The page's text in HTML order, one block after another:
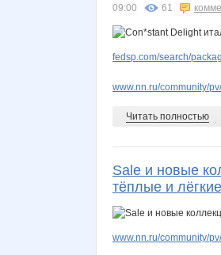
09:00 61
fedsp.com/search/
www.nn.ru/community/
Читать полностью
Sale и новые
тёплые и
www.nn.ru/community/